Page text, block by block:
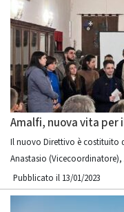
Amalfi, nuova vita per
Il nuovo Direttivo è costituito
Anastasio (Vicecoordinatore),
Pubblicato il 13/01/2023